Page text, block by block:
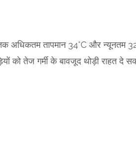
अधिकतम तापमान 34°C और न्यूनतम
को तेज गर्मी के बावजूद थोड़ी राहत दे